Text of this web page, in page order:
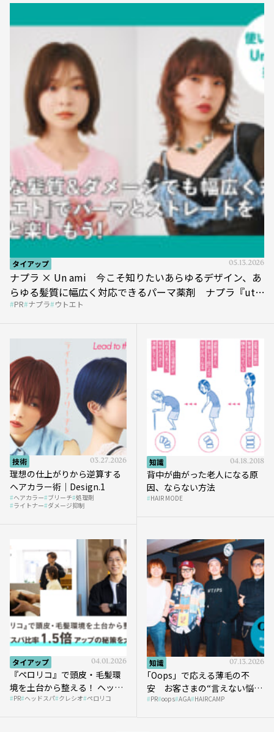
タイアップ 05.13.2026
ナプラ × Un ami 今こそ知りたいあらゆるデザイン、あ
らゆる髪質に幅広く対応できるパーマ薬剤 ナプラ『ut-
et』
PR ナプラ ウトエト
技術 03.27.2026
理想の仕上がりから逆算する
ヘアカラー術｜Design.1
ヘアカラー ブリーチ 処理剤
ライトナー ダメージ抑制
知識 04.18.2018
背中が曲がった老人になる原
因、ならない方法
HAIR MODE
タイアップ 04.01.2026
『ペロリコ』で頭皮・毛髪環
境を土台から整える！ ヘッド
スパ比率1.5倍アップの秘策を
PR ヘッドスパ クレシオ ペロリコ
知識 07.13.2026
｢Oops」で応える薄毛の不
安 お客さまの“言えない悩
み”にどう向き合う？ ＃01
PR oops AGA HAIRCAMP